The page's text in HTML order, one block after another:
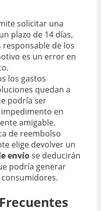
solicitar una
plazo de 14 días,
de los
es un error en
los gastos
quedan a
podría ser
en
amigable.
de reembolso
elige devolver un
envíose deducirán
podría generar